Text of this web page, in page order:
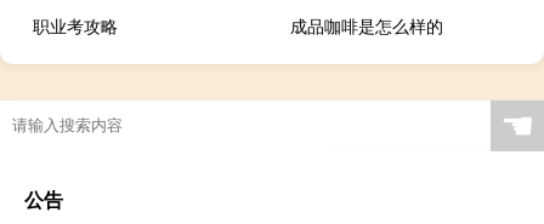
职业考攻略
成品咖啡是怎么样的
☚
公告